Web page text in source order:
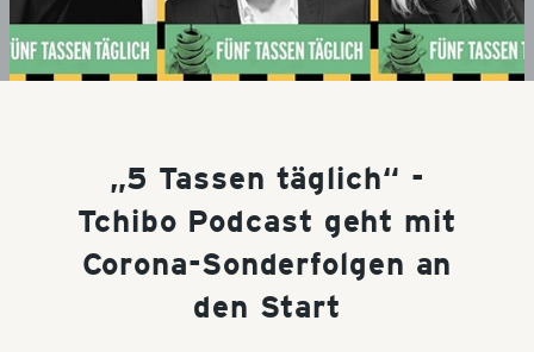
„5 Tassen täglich“ -
Tchibo Podcast geht mit
Corona-Sonderfolgen an
den Start